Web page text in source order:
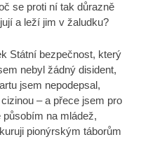
se proti ní tak důrazně
a leží jim v žaludku?
Státní bezpečnost, který
nebyl žádný disident,
jsem nepodepsal,
– a přece jsem pro
na mládež,
pionýrským táborům